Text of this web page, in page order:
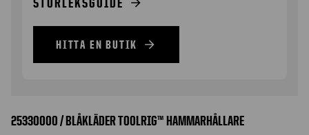
HITTA EN BUTIK
25330000 / BLÅKLÄDER TOOLRIG™ HAMMARHÅLLARE